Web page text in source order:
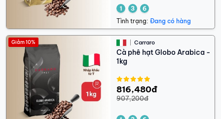
Tình trạng: Đang có hàng
Carraro
Cà phê hạt Globo Arabica -
1kg
816,480đ
907,200đ
Giảm 10%